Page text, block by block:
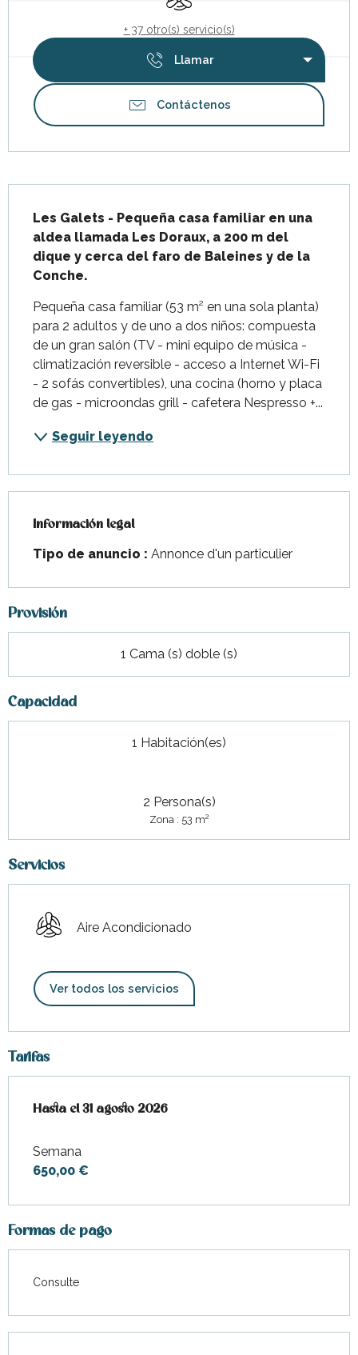
+ 37 otro(s) servicio(s)
Llamar
Contáctenos
Les Galets - Pequeña casa familiar en una
aldea llamada Les Doraux, a 200 m del
dique y cerca del faro de Baleines y de la
Conche.
Pequeña casa familiar (53 m² en una sola planta)
para 2 adultos y de uno a dos niños: compuesta
de un gran salón (TV - mini equipo de música -
climatización reversible - acceso a Internet Wi-Fi
- 2 sofás convertibles), una cocina (horno y placa
de gas - microondas grill - cafetera Nespresso +...
Seguir leyendo
Información legal
Información legal
Tipo de anuncio : Annonce d'un particulier
Provisión
1 Cama (s) doble (s)
Capacidad
1 Habitación(es)
2 Persona(s)
Zona : 53 m2
Servicios
Aire Acondicionado
Ver todos los servicios
Tarifas
Desde 1 junio 2026hasta
Hasta el31 agosto 2026
Semana
650,00 €
Formas de pago
Consulte